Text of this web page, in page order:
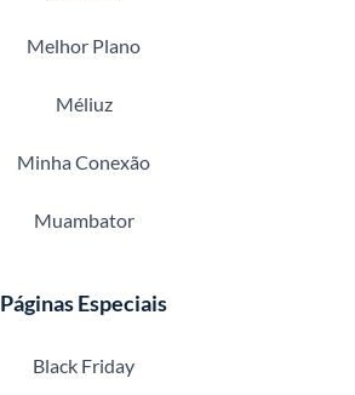
Melhor Plano
Méliuz
Minha Conexão
Muambator
Páginas Especiais
Black Friday